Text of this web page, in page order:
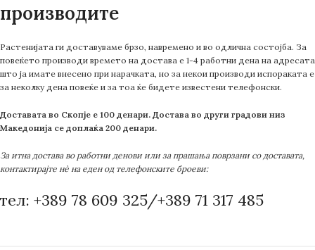
производите
Растенијата ги доставуваме брзо, навремено и во одлична состојба. За
повеќето производи времето на достава е 1-4 работни дена на адресата
што ја имате внесено при нарачката, но за некои производи испораката е
за неколку дена повеќе и за тоа ќе бидете известени телефонски.
Доставата во Скопје е 100 денари. Достава во други градови низ
Македонија се доплаќа 200 денари.
За итна достава во работни денови или за прашања поврзани со доставата,
контактирајте нè на еден од телефонските броеви:
тел: +389 78 609 325/+389 71 317 485